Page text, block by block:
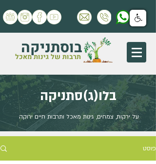
תרבות של גינות מאכל
בוסתניקה
בלו(ג)סתניקה
על ירקות, צמחים, גינות מאכל ותרבות חיים ירוקה
פוסט